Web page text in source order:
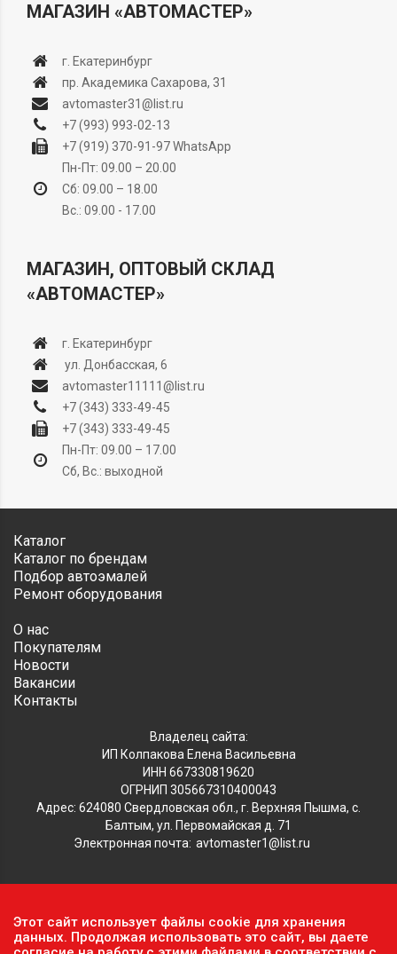
МАГАЗИН «АВТОМАСТЕР»
г. Екатеринбург
пр. Академика Сахарова, 31
avtomaster31@list.ru
+7 (993) 993-02-13
+7 (919) 370-91-97WhatsApp
Пн-Пт: 09.00 – 20.00
Сб: 09.00 – 18.00
Вс.: 09.00 - 17.00
МАГАЗИН, ОПТОВЫЙ СКЛАД
«АВТОМАСТЕР»
г. Екатеринбург
ул. Донбасская, 6
avtomaster11111@list.ru
+7 (343) 333-49-45
+7 (343) 333-49-45
Пн-Пт: 09.00 – 17.00
Сб, Вс.: выходной
Каталог
Каталог по брендам
Подбор автоэмалей
Ремонт оборудования
О нас
Покупателям
Новости
Вакансии
Контакты
Владелец сайта:
ИП Колпакова Елена Васильевна
ИНН 667330819620
ОГРНИП 305667310400043
Адрес: 624080 Свердловская обл., г. Верхняя Пышма, с.
Балтым, ул. Первомайская д. 71
Электронная почта: avtomaster1@list.ru
Обратите внимание, что данный сайт носит исключительно
информационный характер и ни при каких условиях не
Этот сайт использует файлы cookie для хранения
данных. Продолжая использовать это сайт, вы даете